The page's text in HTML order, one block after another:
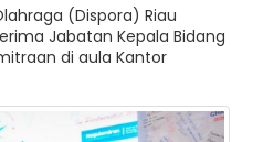
(Dispora) Riau
Jabatan Kepala Bidang
di aula Kantor